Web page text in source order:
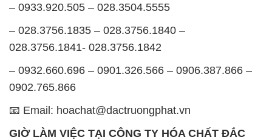
– 0933.920.505 – 028.3504.5555
– 028.3756.1835 – 028.3756.1840 –
028.3756.1841- 028.3756.1842
– 0932.660.696 – 0901.326.566 – 0906.387.866 –
0902.765.866
📧 Email: hoachat@dactruongphat.vn
GIỜ LÀM VIỆC TẠI CÔNG TY HÓA CHẤT ĐẮC